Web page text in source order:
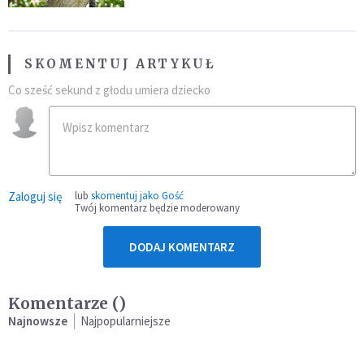
SKOMENTUJ ARTYKUŁ
Co sześć sekund z głodu umiera dziecko
Zaloguj się lub skomentuj jako Gość
Twój komentarz będzie moderowany
DODAJ KOMENTARZ
Komentarze ()
Najnowsze Najpopularniejsze